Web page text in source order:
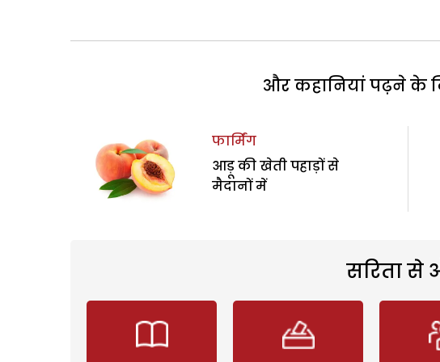
और कहानियां पढ़ने के
फार्मिंग
आड़ू की खेती पहाड़ों से
मैदानों में
सरिता से